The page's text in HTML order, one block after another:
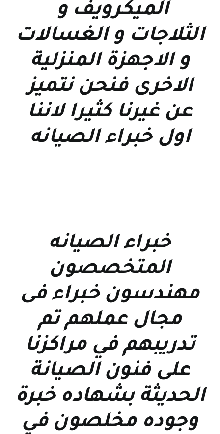
الميكرويف و
الثلاجات و الغسالات
و الاجهزة المنزلية
الاخرى فنحن نتميز
عن غيرنا كثيرا لاننا
اول خبراء الصيانه
خبراء الصيانه
المتخصصون
مهندسون خبراء فى
مجال عملهم تم
تدريبهم في مراكزنا
على فنون الصيانة
الحديثة بشهاده خبرة
وجوده مخلصون في